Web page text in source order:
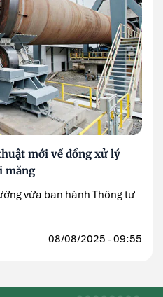
mới về đồng xử lý
măng
vừa ban hành Thông tư
08/08/2025 - 09:55